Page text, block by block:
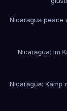
Nicaragua peace
Nicaragua: Im
Nicaragua: Kamp